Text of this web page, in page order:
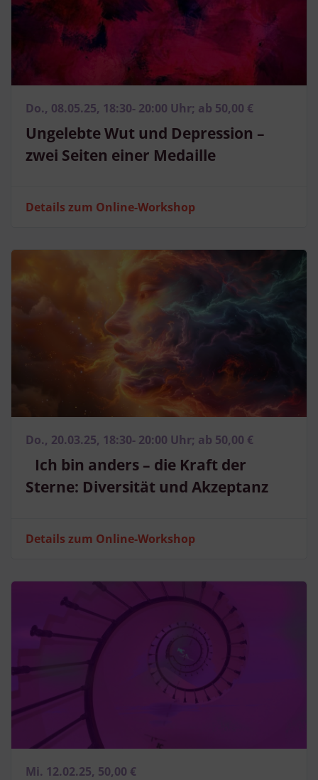
Do., 08.05.25, 18:30- 20:00 Uhr; ab 50,00 €
Ungelebte Wut und Depression –
zwei Seiten einer Medaille
Details zum Online-Workshop
Do., 20.03.25, 18:30- 20:00 Uhr; ab 50,00 €
Ich bin anders – die Kraft der
Sterne: Diversität und Akzeptanz
Details zum Online-Workshop
Mi. 12.02.25, 50,00 €
Analyse von Zielgruppen durch Statistiken oder Kombinationen
von Daten aus verschiedenen Quellen
Entwicklung und Verbesserung der Angebote
Verwendung reduzierter Daten zur Auswahl von Inhalten
Besondere Features:
Verwendung genauer Standortdaten